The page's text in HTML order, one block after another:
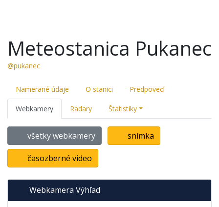
Meteostanica Pukanec
@pukanec
Namerané údaje O stanici Predpoveď
Webkamery Radary Štatistiky
všetky webkamery snímka
časozberné video
Webkamera Výhľad